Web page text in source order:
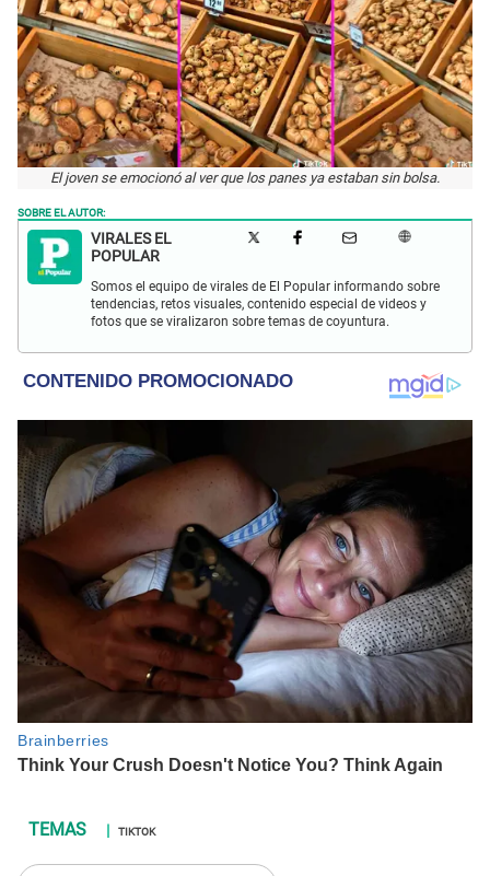
El joven se emocionó al ver que los panes ya estaban sin bolsa.
SOBRE EL AUTOR:
VIRALES EL
POPULAR
Somos el equipo de virales de El Popular informando sobre
tendencias, retos visuales, contenido especial de videos y
fotos que se viralizaron sobre temas de coyuntura.
TIKTOK